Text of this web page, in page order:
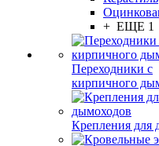
+ ЕЩЕ 1
Переходники с
кирпичного
Крепления для